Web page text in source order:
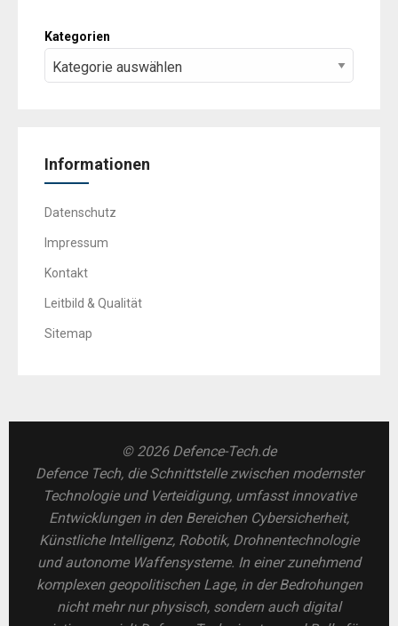
Kategorien
Informationen
Datenschutz
Impressum
Kontakt
Leitbild & Qualität
Sitemap
© 2026 Defence-Tech.de
Defence Tech, die Schnittstelle zwischen modernster
Technologie und Verteidigung, umfasst innovative
Entwicklungen in den Bereichen Cybersicherheit,
Künstliche Intelligenz, Robotik, Drohnentechnologie
und autonome Waffensysteme. In einer zunehmend
komplexen geopolitischen Lage, in der Bedrohungen
nicht mehr nur physisch, sondern auch digital